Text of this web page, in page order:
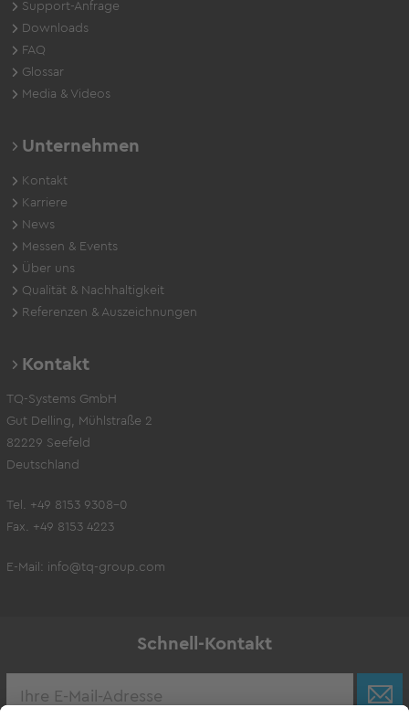
Support-Anfrage
Downloads
FAQ
Glossar
Media & Videos
Unternehmen
Kontakt
Karriere
News
Messen & Events
Über uns
Qualität & Nachhaltigkeit
Referenzen & Auszeichnungen
Kontakt
TQ-Systems GmbH
Gut Delling, Mühlstraße 2
82229 Seefeld
Deutschland
Tel. +49 8153 9308-0
Fax. +49 8153 4223
E-Mail: info@tq-group.com
Schnell-Kontakt